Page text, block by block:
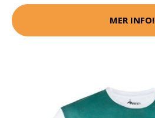
MER INFO!